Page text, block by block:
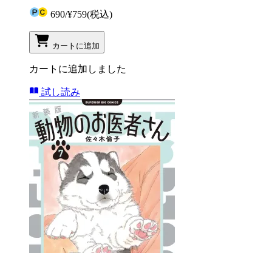
690/¥759(税込)
カートに追加
カートに追加しました
試し読み